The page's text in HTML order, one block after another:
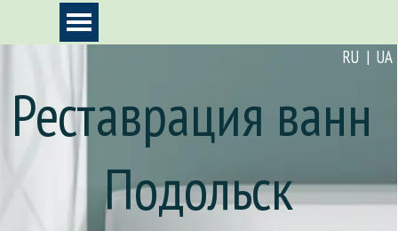
Перейти к контентуПропустить меню
RU | UA
Реставрация ванн
Подольск